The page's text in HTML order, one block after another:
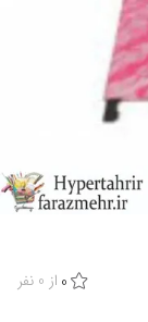
0 از 0 نفر